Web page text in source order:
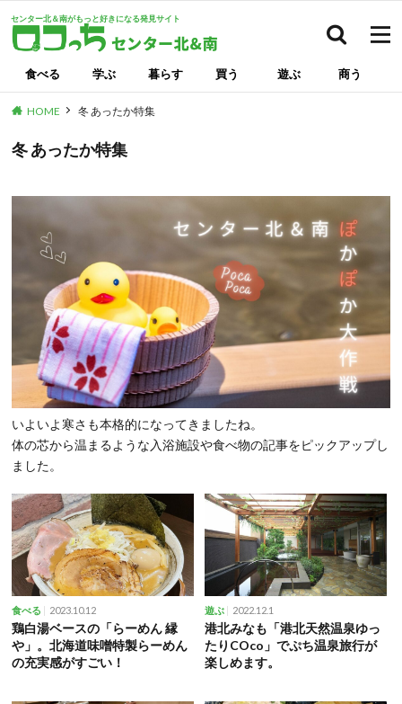
センター北＆南がもっと好きになる発見サイト
食べる 学ぶ 暮らす 買う 遊ぶ 商う
HOME 冬 あったか特集
冬 あったか特集
いよいよ寒さも本格的になってきましたね。
体の芯から温まるような入浴施設や食べ物の記事をピックアップし
ました。
食べる 2023.10.12
鶏白湯ベースの「らーめん 縁
や」。北海道味噌特製らーめん
の充実感がすごい！
遊ぶ 2022.12.1
港北みなも「港北天然温泉ゆっ
たりCOco」でぷち温泉旅行が
楽しめます。